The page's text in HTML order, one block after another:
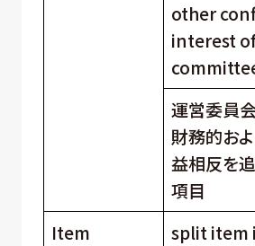
other
interest
運営委員
財務的お
益相反を
項目
Item
split item